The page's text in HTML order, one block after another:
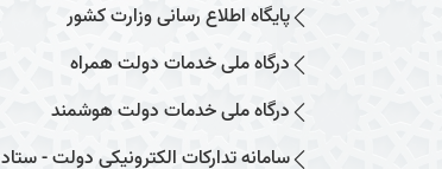
پایگاه اطلاع رسانی وزارت کشور
درگاه ملی خدمات دولت همراه
درگاه ملی خدمات دولت هوشمند
سامانه تدارکات الکترونیکی دولت - ستاد